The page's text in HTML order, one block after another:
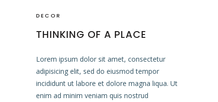
DECOR
THINKING OF A PLACE
Lorem ipsum dolor sit amet, consectetur
adipisicing elit, sed do eiusmod tempor
incididunt ut labore et dolore magna liqua. Ut
enim ad minim veniam quis nostrud